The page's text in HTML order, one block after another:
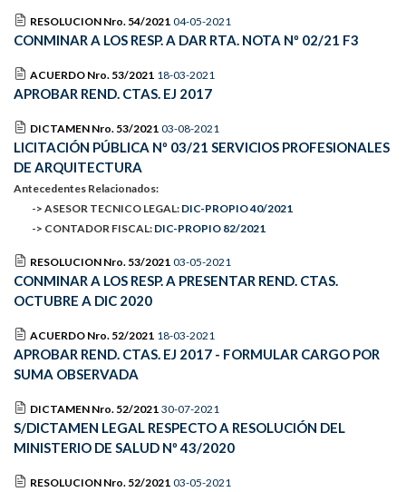
RESOLUCION Nro. 54/2021 04-05-2021
CONMINAR A LOS RESP. A DAR RTA. NOTA Nº 02/21 F3
ACUERDO Nro. 53/2021 18-03-2021
APROBAR REND. CTAS. EJ 2017
DICTAMEN Nro. 53/2021 03-08-2021
LICITACIÓN PÚBLICA Nº 03/21 SERVICIOS PROFESIONALES
DE ARQUITECTURA
Antecedentes Relacionados:
-> ASESOR TECNICO LEGAL: DIC-PROPIO 40/2021
-> CONTADOR FISCAL: DIC-PROPIO 82/2021
RESOLUCION Nro. 53/2021 03-05-2021
CONMINAR A LOS RESP. A PRESENTAR REND. CTAS.
OCTUBRE A DIC 2020
ACUERDO Nro. 52/2021 18-03-2021
APROBAR REND. CTAS. EJ 2017 - FORMULAR CARGO POR
SUMA OBSERVADA
DICTAMEN Nro. 52/2021 30-07-2021
S/DICTAMEN LEGAL RESPECTO A RESOLUCIÓN DEL
MINISTERIO DE SALUD Nº 43/2020
RESOLUCION Nro. 52/2021 03-05-2021